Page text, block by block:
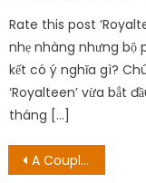
Rate this post
nhẹ nhàng nhưng bộ
kết có ý nghĩa gì?
‘Royalteen’ vừa bắt
tháng […]
Post
A Couple Of Cuckoos Tập 20: Ngày phát hành, Hướng dẫn phát trực tuyến và bản xem trước